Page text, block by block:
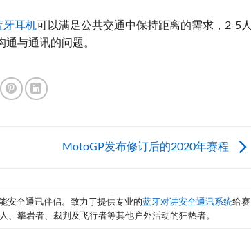
耳机可以满足公共交通中保持距离的需求，2-5人
与通讯的问题。
MotoGP发布修订后的2020年赛程
安全通讯伴侣。致力于提供专业的蓝牙对讲安全通讯系统给赛
攀岩者、裁判及飞行者等其他户外活动的狂热者。